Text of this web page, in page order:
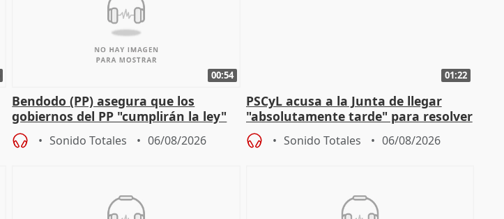
00:54
Bendodo (PP) asegura que los
gobiernos del PP "cumplirán la ley"
sobre los menores migrantes
Sonido Totales 06/08/2026
01:22
PSCyL acusa a la Junta de llegar
"absolutamente tarde" para resolver
problemas como Newcastle
Sonido Totales 06/08/2026